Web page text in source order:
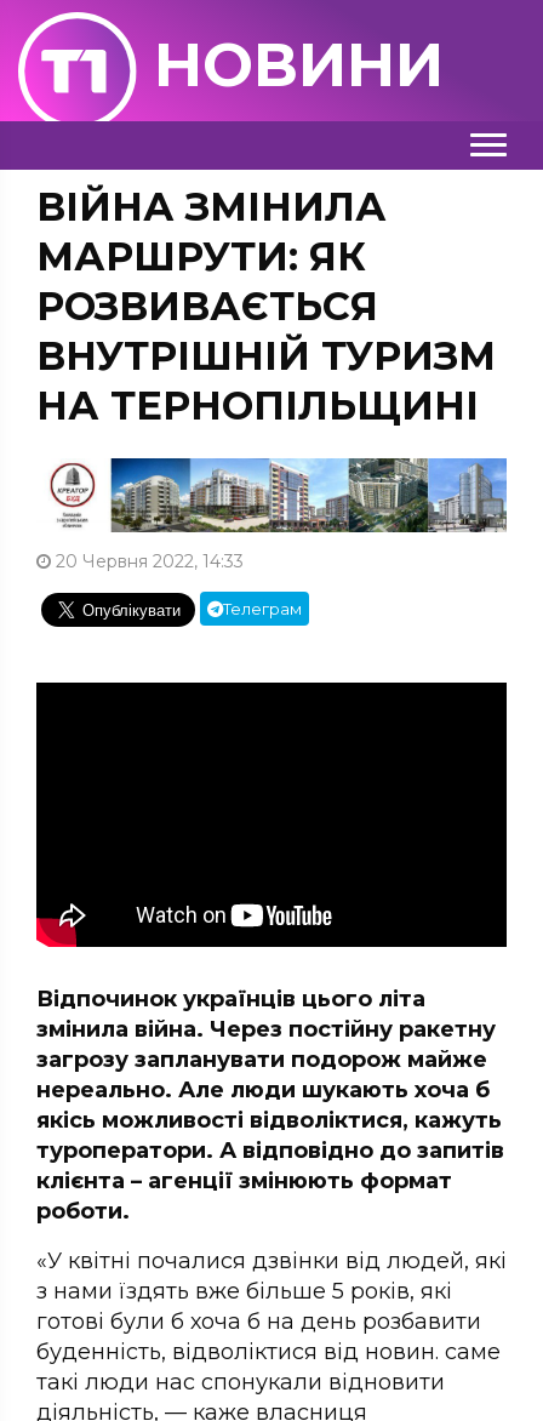
НОВИНИ
ВІЙНА ЗМІНИЛА
МАРШРУТИ: ЯК
РОЗВИВАЄТЬСЯ
ВНУТРІШНІЙ ТУРИЗМ
НА ТЕРНОПІЛЬЩИНІ
20 Червня 2022, 14:33
Телеграм
Відпочинок українців цього літа
змінила війна. Через постійну ракетну
загрозу запланувати подорож майже
нереально. Але люди шукають хоча б
якісь можливості відволіктися, кажуть
туроператори. А відповідно до запитів
клієнта – агенції змінюють формат
роботи.
«У квітні почалися дзвінки від людей, які
з нами їздять вже більше 5 років, які
готові були б хоча б на день розбавити
буденність, відволіктися від новин. саме
такі люди нас спонукали відновити
діяльність, — каже власниця